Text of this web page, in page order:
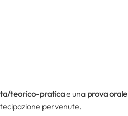
teorico-praticae una prova orale
pervenute.